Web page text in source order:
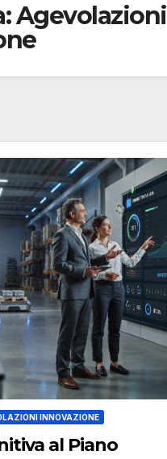
Agevolazioni
INNOVAZIONE
al Piano